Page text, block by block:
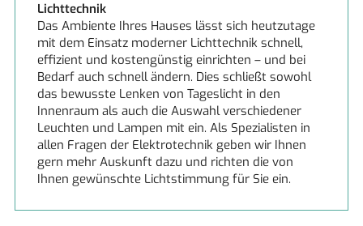
Lichttechnik
Das Ambiente Ihres Hauses lässt sich heutzutage
mit dem Einsatz moderner Lichttechnik schnell,
effizient und kostengünstig einrichten – und bei
Bedarf auch schnell ändern. Dies schließt sowohl
das bewusste Lenken von Tageslicht in den
Innenraum als auch die Auswahl verschiedener
Leuchten und Lampen mit ein. Als Spezialisten in
allen Fragen der Elektrotechnik geben wir Ihnen
gern mehr Auskunft dazu und richten die von
Ihnen gewünschte Lichtstimmung für Sie ein.